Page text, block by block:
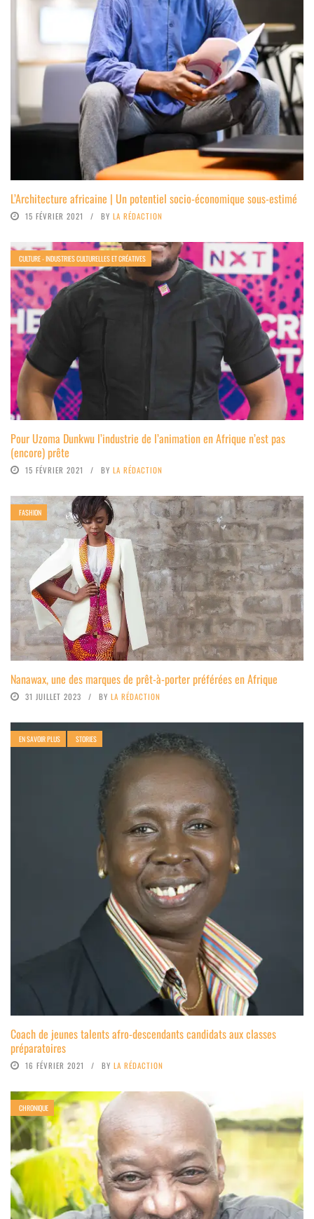
L’Architecture africaine | Un potentiel socio-économique sous-estimé
15 FÉVRIER 2021 BY LA RÉDACTION
CULTURE - INDUSTRIES CULTURELLES ET CRÉATIVES
Pour Uzoma Dunkwu l’industrie de l’animation en Afrique n’est pas
(encore) prête
15 FÉVRIER 2021 BY LA RÉDACTION
FASHION
Nanawax, une des marques de prêt-à-porter préférées en Afrique
31 JUILLET 2023 BY LA RÉDACTION
EN SAVOIR PLUS STORIES
Coach de jeunes talents afro-descendants candidats aux classes
préparatoires
16 FÉVRIER 2021 BY LA RÉDACTION
CHRONIQUE